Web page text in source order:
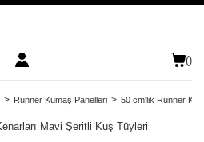
()
Runner Kumaş Panelleri 50 cm'lik Runner